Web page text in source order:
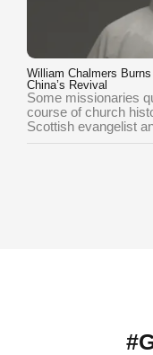
William Chalmers
China’s Revival
Some missionaries
course of church
Scottish evangelist